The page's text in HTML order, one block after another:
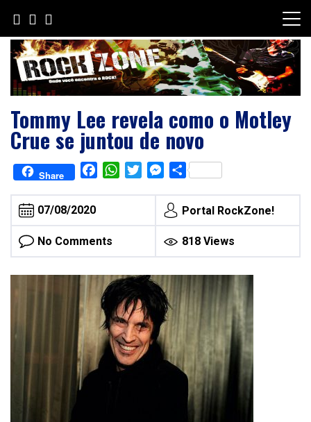
content
Tommy Lee revela como o Motley
Crue se juntou de novo
Share FacebookWhatsAppTwitterMessenger
Share
07/08/2020 Portal RockZone!
No Comments 818 Views